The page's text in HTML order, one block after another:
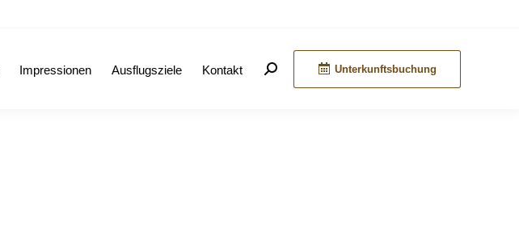
Impressionen Ausflugsziele Kontakt Search: Unterkunftsbuchung